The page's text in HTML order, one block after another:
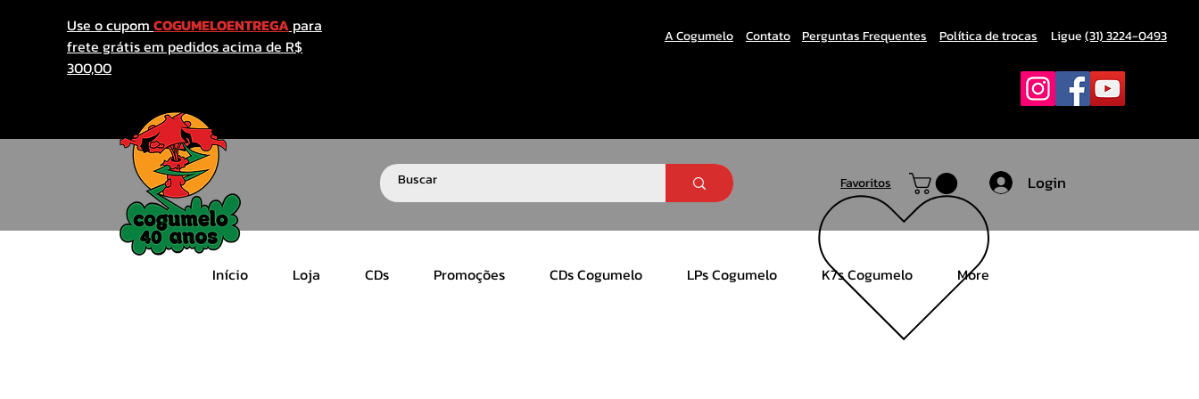
Use o cupom COGUMELOENTREGA para
frete grátis em pedidos acima de R$
300,00
A Cogumelo Contato Perguntas Frequentes Política de trocas Ligue(31) 3224-0493
Favoritos Login
Início Loja CDs Promoções CDs Cogumelo LPs Cogumelo K7s Cogumelo More